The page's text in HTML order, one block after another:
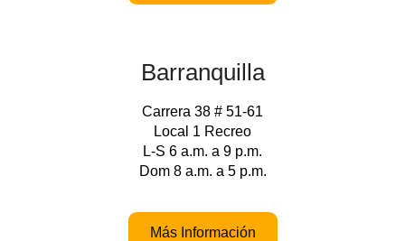
Barranquilla
Carrera 38 # 51-61
Local 1 Recreo
L-S 6 a.m. a 9 p.m.
Dom 8 a.m. a 5 p.m.
Más Información